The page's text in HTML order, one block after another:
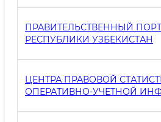
ПРАВИТЕЛЬСТВЕННЫЙ
РЕСПУБЛИКИ УЗБЕКИСТАН
ЦЕНТРА ПРАВОВОЙ
ОПЕРАТИВНО-УЧЕТНОЙ
РЕСПУБЛИКИ УЗБЕКИСТАН